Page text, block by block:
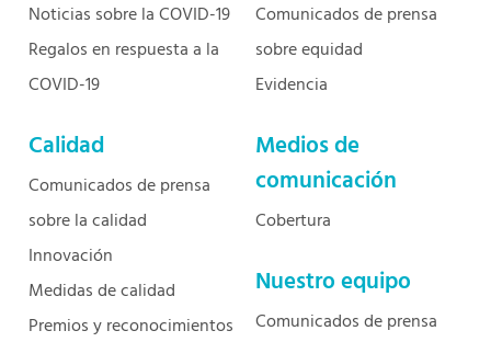
Noticias sobre la COVID-19
Regalos en respuesta a la
COVID-19
Calidad
Comunicados de prensa
sobre la calidad
Innovación
Medidas de calidad
Premios y reconocimientos
Comunicados de prensa
sobre equidad
Evidencia
Medios de
comunicación
Cobertura
Nuestro equipo
Comunicados de prensa